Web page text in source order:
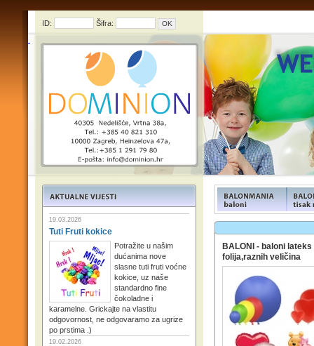
ID: Šifra:
19.03.2026
Tuti Fruti kokice
Potražite u našim
dućanima nove
slasne tuti fruti voćne
kokice, uz naše
standardno fine
čokoladne i
karamelne. Grickajte na vlastitu
odgovornost, ne odgovaramo za ugrize
po prstima .)
19.02.2026
BALONI - baloni lateks
folija,raznih veličina